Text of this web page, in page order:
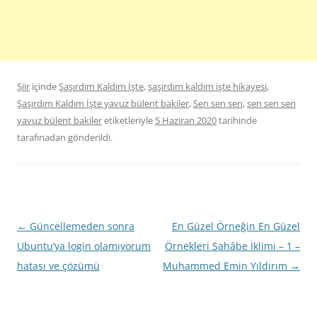
Şiir içindeŞaşırdım Kaldım İşte,şaşırdım kaldım işte hikayesi,
Şaşırdım Kaldım İşte yavuz bülent bakiler,Sen sen sen,sen sen sen
yavuz bülent bakileretiketleriyle 5 Haziran 2020tarihinde
tarafınadan gönderildi.
Yazı
dolaşımı
← Güncellemeden sonra
Ubuntu’ya login olamıyorum
hatası ve çözümü
En Güzel Örneğin En Güzel
Örnekleri Sahâbe İklimi – 1 –
Muhammed Emin Yıldırım →